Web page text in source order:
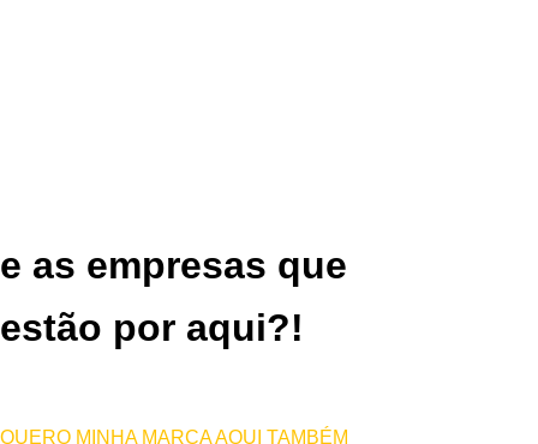
e as empresas que
estão por aqui?!
QUERO MINHA MARCA AQUI TAMBÉM